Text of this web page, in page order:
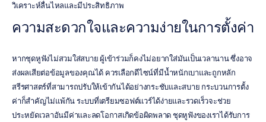
วิเคราะห์ลื่นไหลและมีประสิทธิภาพ
ความสะดวกใจและความง่ายในการตั้งค่า
หากชุดหูฟังไม่สวมใส่สบาย ผู้เข้าร่วมก็คงไม่อยากใส่มันเป็นเวลานาน ซึ่งอาจ
ส่งผลเสียต่อข้อมูลของคุณได้ ควรเลือกดีไซน์ที่มีน้ำหนักเบาและถูกหลัก
สรีรศาสตร์ที่สามารถปรับให้เข้ากันได้อย่างกระชับและสบาย กระบวนการตั้ง
ค่าก็สำคัญไม่แพ้กัน ระบบที่เตรียมซอฟต์แวร์ได้ง่ายและรวดเร็วจะช่วย
ประหยัดเวลาอันมีค่าและลดโอกาสเกิดข้อผิดพลาด ชุดหูฟังของเราได้รับการ